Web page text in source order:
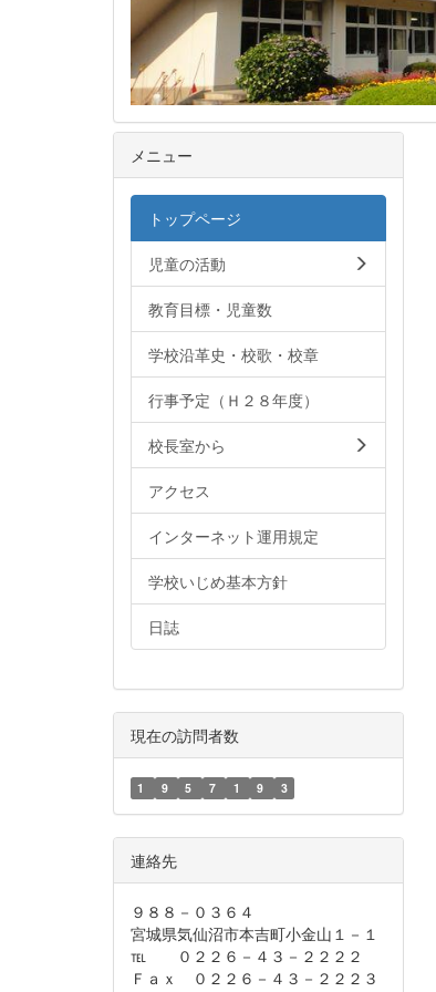
メニュー
トップページ
児童の活動
教育目標・児童数
学校沿革史・校歌・校章
行事予定（Ｈ２８年度）
校長室から
アクセス
インターネット運用規定
学校いじめ基本方針
日誌
現在の訪問者数
1 9 5 7 1 9 3
連絡先
９８８－０３６４
宮城県気仙沼市本吉町小金山１－１
℡ ０２２６－４３－２２２２
Ｆａｘ ０２２６－４３－２２２３